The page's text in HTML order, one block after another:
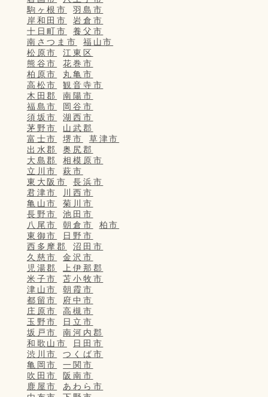
駒ヶ根市
羽島市
岸和田市
岩倉市
十日町市
養父市
南さつま市
福山市
松原市
江東区
熊谷市
花巻市
柏原市
丸亀市
高松市
観音寺市
木田郡
南陽市
福島市
岡谷市
須坂市
湖西市
茅野市
山武郡
富士市
堺市
草津市
出水郡
奥尻郡
大島郡
相模原市
立川市
萩市
東大阪市
長浜市
君津市
川西市
亀山市
菊川市
長野市
池田市
八尾市
朝倉市
柏市
東御市
日野市
西多摩郡
沼田市
久慈市
金沢市
児湯郡
上伊那郡
米子市
苫小牧市
津山市
朝霞市
都留市
府中市
庄原市
高槻市
玉野市
日立市
坂戸市
南河内郡
和歌山市
日田市
渋川市
つくば市
亀岡市
一関市
吹田市
阪南市
鹿屋市
あわら市